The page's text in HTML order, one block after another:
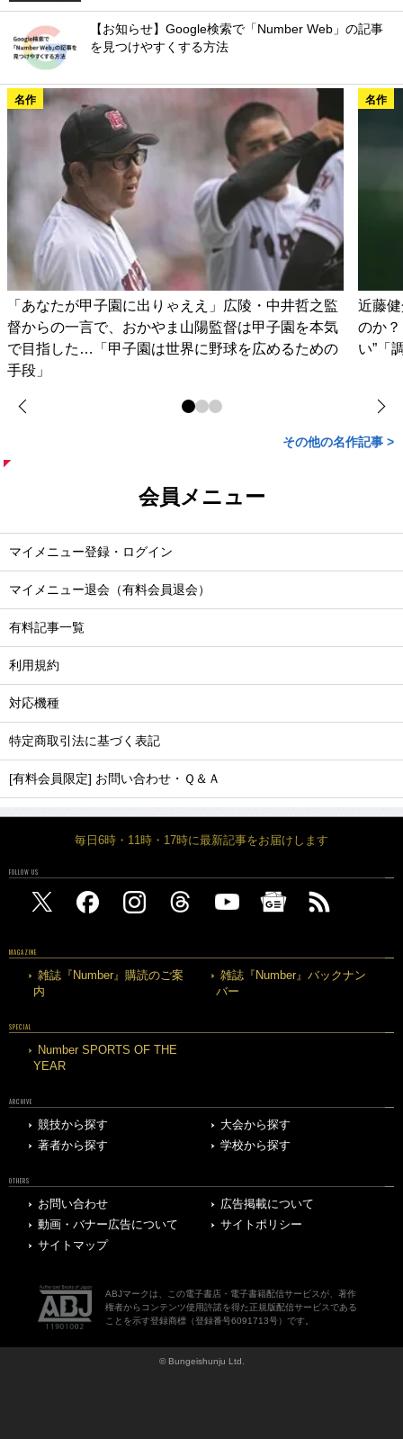
【お知らせ】Google検索で「Number Web」の記事
を見つけやすくする方法
名作
「あなたが甲子園に出りゃええ」広陵・中井哲之監
督からの一言で、おかやま山陽監督は甲子園を本気
で目指した…「甲子園は世界に野球を広めるための
手段」
名作
近藤
のか
い”「
その他の名作記事 >
会員メニュー
マイメニュー登録・ログイン
マイメニュー退会（有料会員退会）
有料記事一覧
利用規約
対応機種
特定商取引法に基づく表記
[有料会員限定] お問い合わせ・Ｑ＆Ａ
毎日6時・11時・17時に最新記事をお届けします
FOLLOW US
MAGAZINE
雑誌『Number』購読のご案
内
雑誌『Number』バックナン
バー
SPECIAL
Number SPORTS OF THE
YEAR
ARCHIVE
競技から探す
大会から探す
著者から探す
学校から探す
OTHERS
お問い合わせ
広告掲載について
動画・バナー広告について
サイトポリシー
サイトマップ
ABJマークは、この電子書店・電子書籍配信サービスが、著作
権者からコンテンツ使用許諾を得た正規版配信サービスである
ことを示す登録商標（登録番号6091713号）です。
© Bungeishunju Ltd.